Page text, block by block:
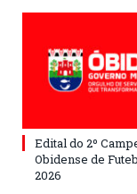
Edital do 2º
Obidense de
2026